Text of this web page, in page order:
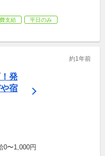
支給
平日のみ
約1年前
発
宿
0〜1,000円